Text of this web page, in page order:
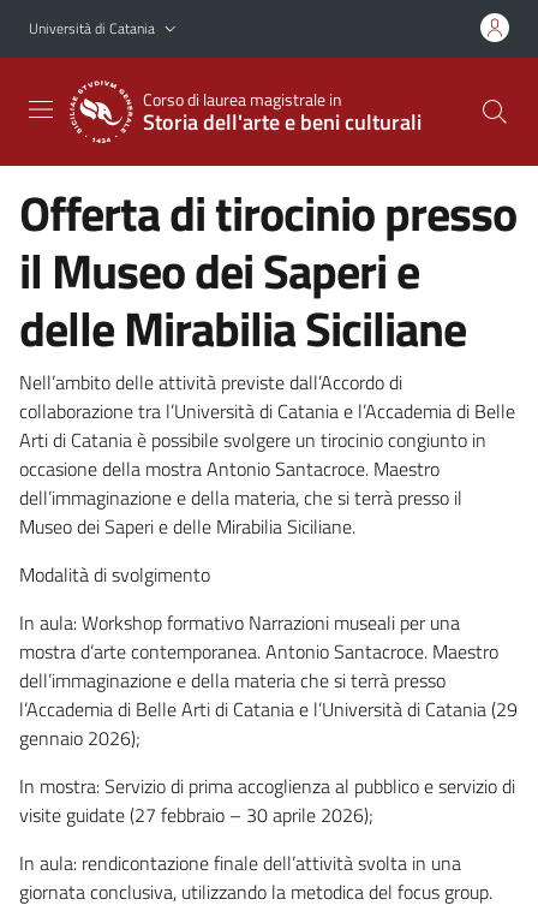
Vai al contenuto principale
Vai al menu di navigazione
Università di Catania
Corso di laurea magistrale in
Storia dell'arte e beni culturali
Offerta di tirocinio presso
il Museo dei Saperi e
delle Mirabilia Siciliane
Nell’ambito delle attività previste dall’Accordo di
collaborazione tra l’Università di Catania e l’Accademia di Belle
Arti di Catania è possibile svolgere un tirocinio congiunto in
occasione della mostra Antonio Santacroce. Maestro
dell’immaginazione e della materia, che si terrà presso il
Museo dei Saperi e delle Mirabilia Siciliane.
Modalità di svolgimento
In aula: Workshop formativo Narrazioni museali per una
mostra d’arte contemporanea. Antonio Santacroce. Maestro
dell’immaginazione e della materia che si terrà presso
l’Accademia di Belle Arti di Catania e l’Università di Catania (29
gennaio 2026);
In mostra: Servizio di prima accoglienza al pubblico e servizio di
visite guidate (27 febbraio – 30 aprile 2026);
In aula: rendicontazione finale dell’attività svolta in una
giornata conclusiva, utilizzando la metodica del focus group.